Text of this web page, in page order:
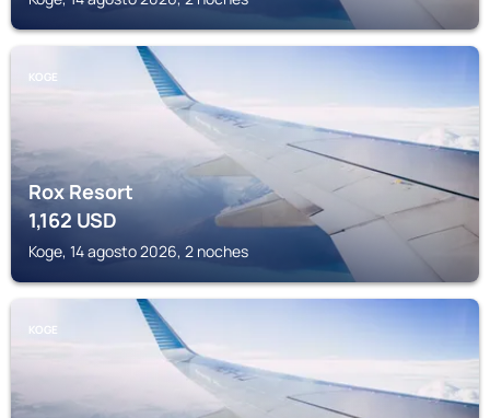
KOGE
Rox Resort
1,162USD
Koge, 14 agosto 2026, 2 noches
KOGE